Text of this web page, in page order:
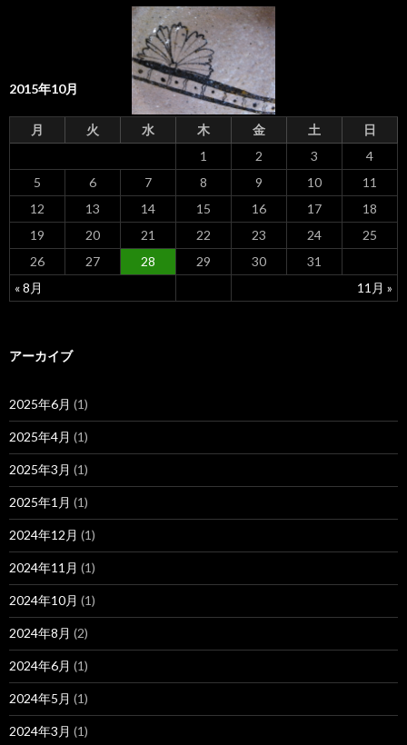
2015年10月
月 火 水 木 金 土 日
« 8月 11月 »
1 2 3
4
5
6 7 8 9 10
11
12
13 14 15 16 17
18
19
20 21 22 23 24
25
26
27 28 29 30 31
アーカイブ
2025年6月 (1)
2025年4月 (1)
2025年3月 (1)
2025年1月 (1)
2024年12月 (1)
2024年11月 (1)
2024年10月 (1)
2024年8月 (2)
2024年6月 (1)
2024年5月 (1)
2024年3月 (1)